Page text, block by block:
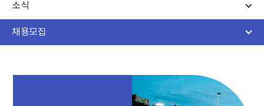
소식
채용모집